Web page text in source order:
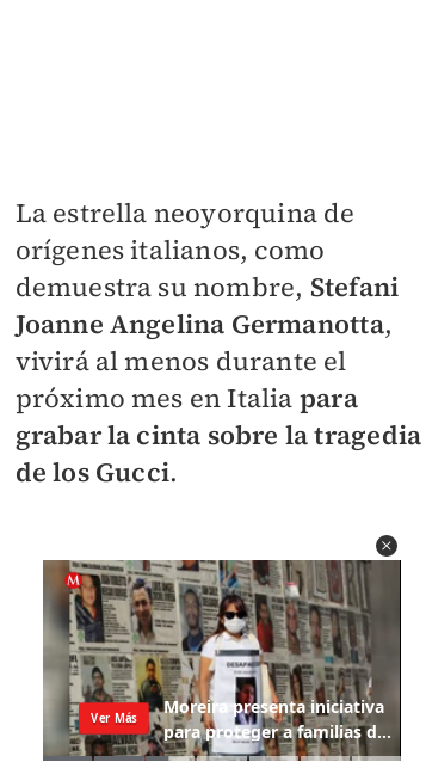
La estrella neoyorquina de
orígenes italianos, como
demuestra su nombre, Stefani
Joanne Angelina Germanotta,
vivirá al menos durante el
próximo mes en Italia para
grabar la cinta sobre la tragedia
de los Gucci.